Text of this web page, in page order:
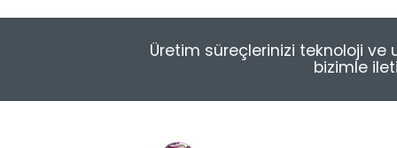
MES Tabanlı Üretim Yönetimi
Üretim süreçlerinizi teknoloji ve
bizimle